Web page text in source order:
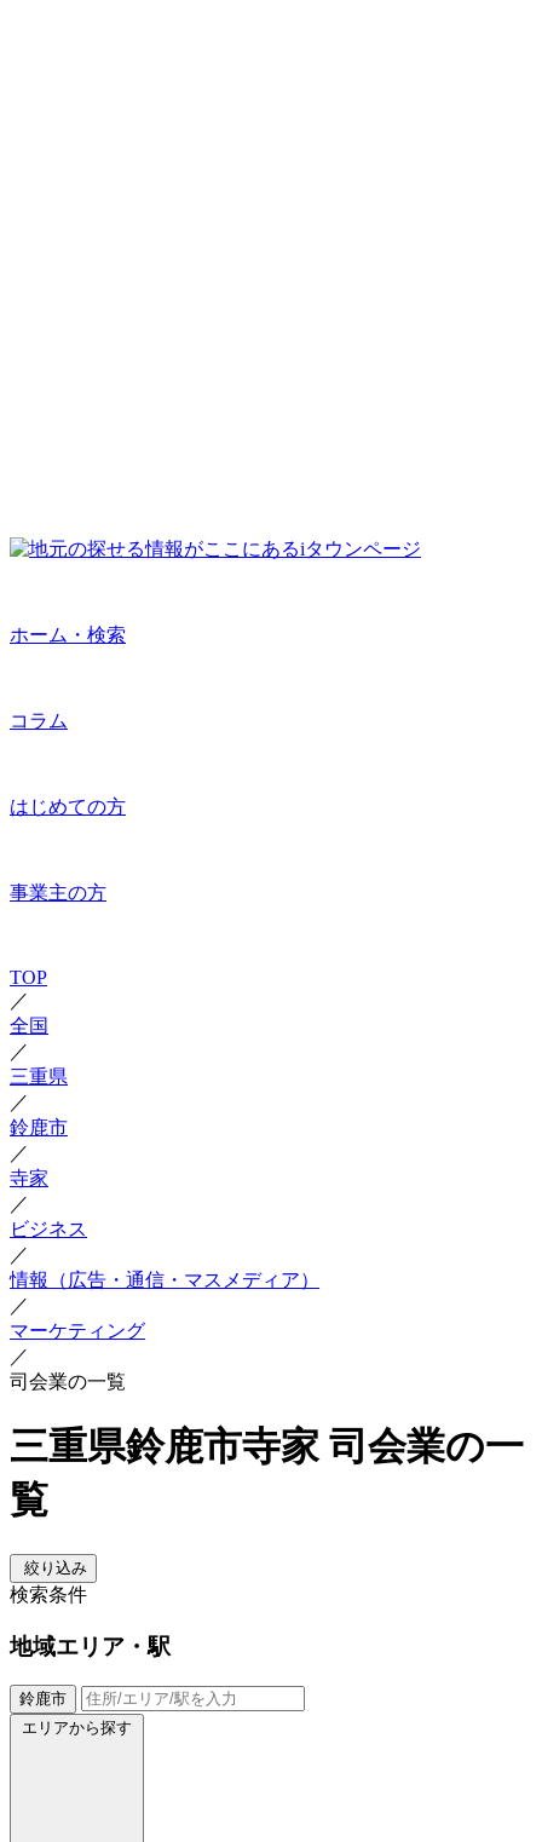
ホーム・検索
コラム
はじめての方
事業主の方
TOP
／
全国
／
三重県
／
鈴鹿市
／
寺家
／
ビジネス
／
情報（広告・通信・マスメディア）
／
マーケティング
／
司会業の一覧
三重県鈴鹿市寺家 司会業の一
覧
絞り込み
検索条件
地域エリア・駅
鈴鹿市
エリアから探す